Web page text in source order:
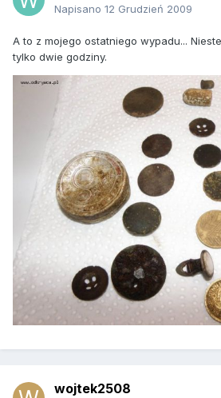
Napisano 12 Grudzień 2009
A to z mojego ostatniego wypadu...
tylko dwie godziny.
wojtek2508